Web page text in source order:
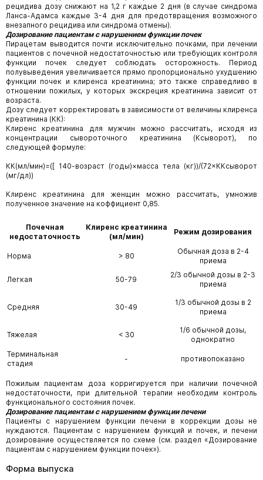
рецидива дозу снижают на 1,2 г каждые 2 дня (в случае синдрома
Ланса-Адамса каждые 3-4 дня для предотвращения возможного
внезапного рецидива или синдрома отмены).
Дозирование пациентам с нарушением функции почек
Пирацетам выводится почти исключительно почками, при лечении
пациентов с почечной недостаточностью или требующих контроля
функции почек следует соблюдать осторожность. Период
полувыведения увеличивается прямо пропорционально ухудшению
функции почек и клиренса креатинина; это также справедливо в
отношении пожилых, у которых экскреция креатинина зависит от
возраста.
Дозу следует корректировать в зависимости от величины клиренса
креатинина (КК):
Клиренс креатинина для мужчин можно рассчитать, исходя из
концентрации сывороточного креатинина (Ксыворот), по
следующей формуле:
КК(мл/мин)=([ 140-возраст (годы)×масса тела (кг))/(72×ККсыворот
(мг/дл))
Клиренс креатинина для женщин можно рассчитать, умножив
полученное значение на коффициент 0,85.
Почечная
недостаточность
Клиренс креатинина
(мл/мин)
Режим дозирования
Норма > 80
Обычная доза в 2-4
приема
Легкая 50-79
2/3 обычной дозы в 2-3
приема
Средняя 30-49
1/3 обычной дозы в 2
приема
Тяжелая < 30
1/6 обычной дозы,
однократно
Терминальная
стадия
- противопоказано
Пожилым пациентам доза корригируется при наличии почечной
недостаточности, при длительной терапии необходим контроль
функционального состояния почек.
Дозирование пациентам с нарушением функции печени
Пациенты с нарушением функции печени в коррекции дозы не
нуждаются. Пациентам с нарушением функций и почек, и печени
дозирование осуществляется по схеме (см. раздел «Дозирование
пациентам с нарушением функции почек»).
Форма выпуска